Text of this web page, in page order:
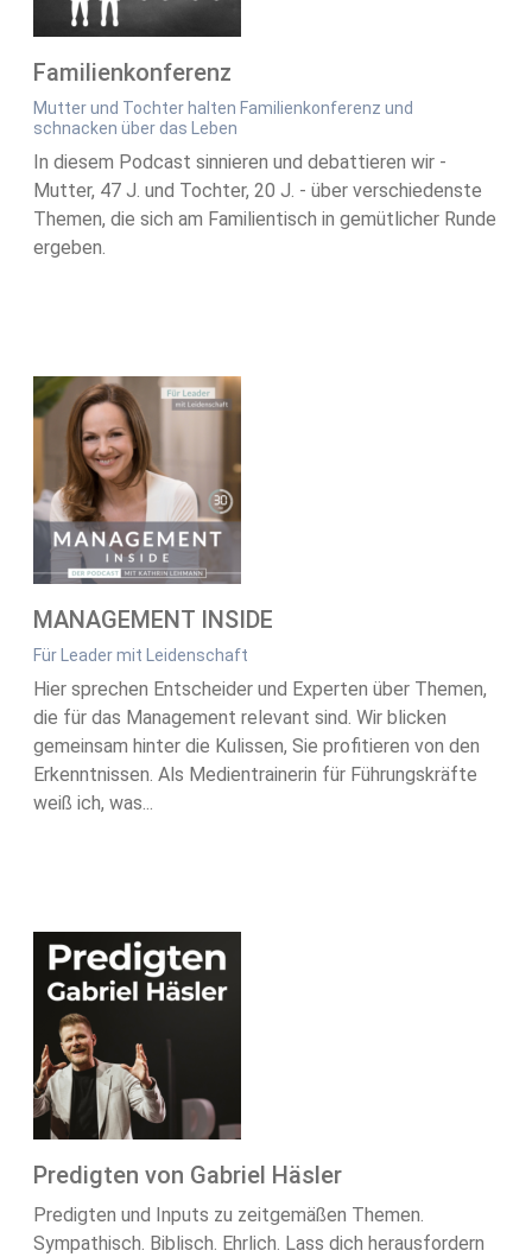
Familienkonferenz
Mutter und Tochter halten Familienkonferenz und
schnacken über das Leben
In diesem Podcast sinnieren und debattieren wir -
Mutter, 47 J. und Tochter, 20 J. - über verschiedenste
Themen, die sich am Familientisch in gemütlicher Runde
ergeben.
MANAGEMENT INSIDE
Für Leader mit Leidenschaft
Hier sprechen Entscheider und Experten über Themen,
die für das Management relevant sind. Wir blicken
gemeinsam hinter die Kulissen, Sie profitieren von den
Erkenntnissen. Als Medientrainerin für Führungskräfte
weiß ich, was...
Predigten von Gabriel Häsler
Predigten und Inputs zu zeitgemäßen Themen.
Sympathisch. Biblisch. Ehrlich. Lass dich herausfordern